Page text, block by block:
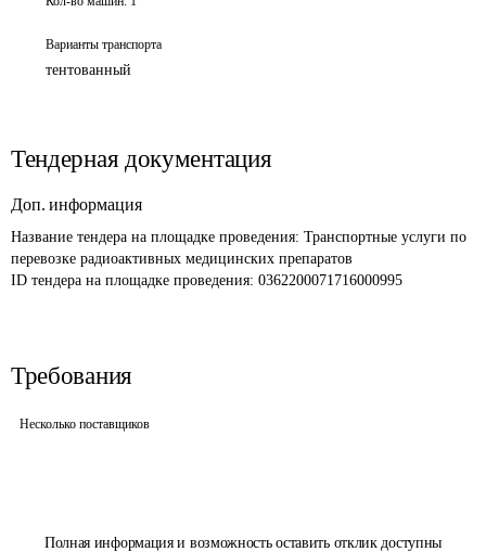
Полная информация и возможность оставить отклик доступны
Варианты транспорта
тентованный
Тендерная документация
Доп. информация
Название тендера на площадке проведения: Транспортные услуги по
перевозке радиоактивных медицинских препаратов
ID тендера на площадке проведения: 0362200071716000995
Требования
Несколько поставщиков